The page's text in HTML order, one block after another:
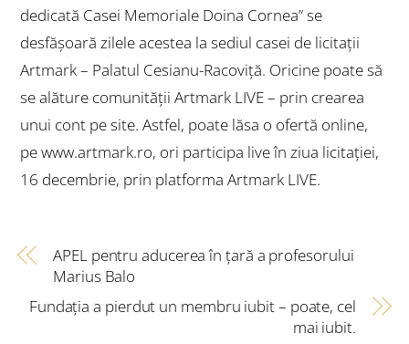
dedicată Casei Memoriale Doina Cornea” se
desfășoară zilele acestea la sediul casei de licitații
Artmark – Palatul Cesianu-Racoviță. Oricine poate să
se alăture comunității Artmark LIVE – prin crearea
unui cont pe site. Astfel, poate lăsa o ofertă online,
pewww.artmark.ro, ori participa live în ziua licitației,
16 decembrie, prin platformaArtmark LIVE.
APEL pentru aducerea în ţară a profesorului
Marius Balo
Fundaţia a pierdut un membru iubit – poate, cel
mai iubit.